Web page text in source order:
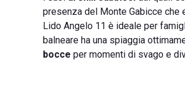
presenza del Monte Gabicce che
Lido Angelo 11 è ideale per
balneare ha una spiaggia
bocce per momenti di svago e